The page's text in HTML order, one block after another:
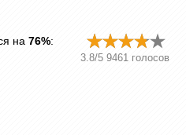
на 76%:
3.8/5 9461 голосов